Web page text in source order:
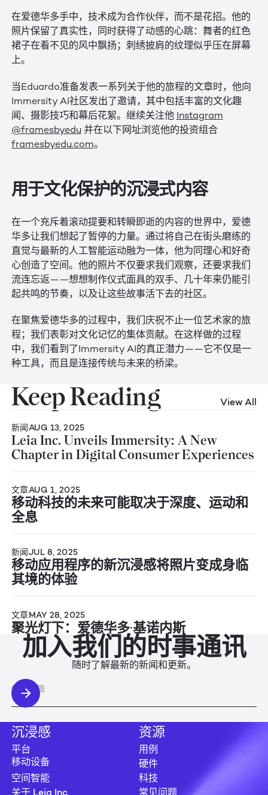
在爱德华多手中，技术成为合作伙伴，而不是花招。他的
照片保留了真实性，同时获得了动感的心跳：舞者的红色
裙子在看不见的风中飘扬；刺绣披肩的纹理似乎压在屏幕
上。
当Eduardo准备发表一系列关于他的旅程的文章时，他向
Immersity AI社区发出了邀请，其中包括丰富的文化趣
闻、摄影技巧和幕后花絮。继续关注他 Instagram
@framesbyedu并在以下网址浏览他的投资组合
framesbyedu.com。
用于文化保护的沉浸式内容
在一个充斥着滚动提要和转瞬即逝的内容的世界中，爱德
华多让我们想起了暂停的力量。通过将自己在街头磨练的
直觉与最新的人工智能运动融为一体，他为同理心和好奇
心创造了空间。他的照片不仅要求我们观察，还要求我们
流连忘返——想想制作仪式面具的双手、几十年来仍能引
起共鸣的节奏，以及让这些故事活下去的社区。
在聚焦爱德华多的过程中，我们庆祝不止一位艺术家的旅
程；我们表彰对文化记忆的集体贡献。在这样做的过程
中，我们看到了Immersity AI的真正潜力——它不仅是一
种工具，而且是连接传统与未来的桥梁。
Keep Reading View All
新闻AUG 13, 2025
Leia Inc. Unveils Immersity: A New
Chapter in Digital Consumer Experiences
文章AUG 1, 2025
移动科技的未来可能取决于深度、运动和
全息
新闻JUL 8, 2025
移动应用程序的新沉浸感将照片变成身临
其境的体验
文章MAY 28, 2025
聚光灯下：爱德华多·基诺内斯
加入我们的时事通讯
随时了解最新的新闻和更新。
沉浸感
平台
移动设备
空间智能
关于 Leia Inc.
资源
用例
硬件
科技
常见问题